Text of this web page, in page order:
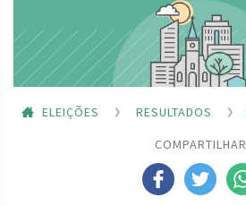
ELEIÇÕES RESULTADOS
COMPARTILHAR